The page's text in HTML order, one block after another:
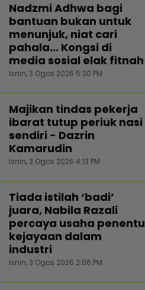
Nadzmi Adhwa bagi
bantuan bukan untuk
menunjuk, niat cari
pahala... Kongsi di
media sosial elak fitnah
Isnin, 3 Ogos 2026 5:30 PM
Majikan tindas pekerja
ibarat tutup periuk nasi
sendiri - Dazrin
Kamarudin
Isnin, 3 Ogos 2026 4:13 PM
Tiada istilah ‘badi’
juara, Nabila Razali
percaya usaha penentu
kejayaan dalam
industri
Isnin, 3 Ogos 2026 2:06 PM